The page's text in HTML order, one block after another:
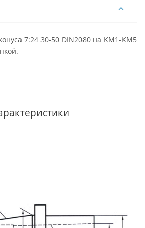
7:24 30-50 DIN2080 на KM1-KM5